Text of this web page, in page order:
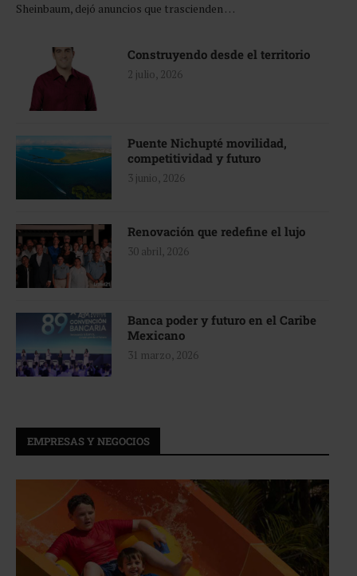
Sheinbaum, dejó anuncios que trascienden …
Construyendo desde el territorio
2 julio, 2026
Puente Nichupté movilidad,
competitividad y futuro
3 junio, 2026
Renovación que redefine el lujo
30 abril, 2026
Banca poder y futuro en el Caribe
Mexicano
31 marzo, 2026
EMPRESAS Y NEGOCIOS